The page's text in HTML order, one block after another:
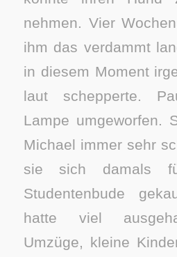
nehmen. Vier
ihm das verdammt
in diesem Moment
laut schepperte.
Lampe umgeworfen.
Michael immer sehr
sie sich damals
Studentenbude
hatte viel
Umzüge, kleine